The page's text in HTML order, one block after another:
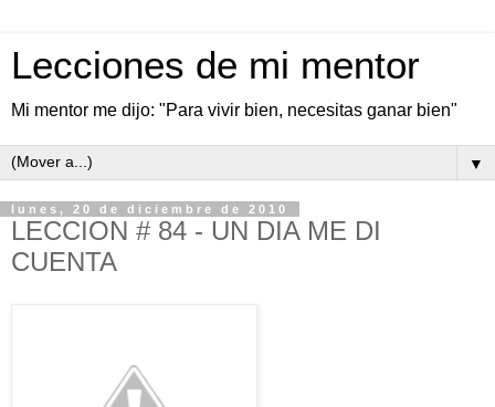
Lecciones de mi mentor
Mi mentor me dijo: "Para vivir bien, necesitas ganar bien"
▼
lunes, 20 de diciembre de 2010
LECCION # 84 - UN DIA ME DI
CUENTA